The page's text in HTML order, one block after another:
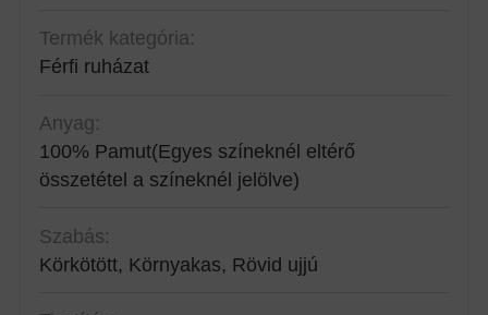
Termék kategória:
Férfi ruházat
Anyag:
100% Pamut(Egyes színeknél eltérő
összetétel a színeknél jelölve)
Szabás:
Körkötött, Környakas, Rövid ujjú